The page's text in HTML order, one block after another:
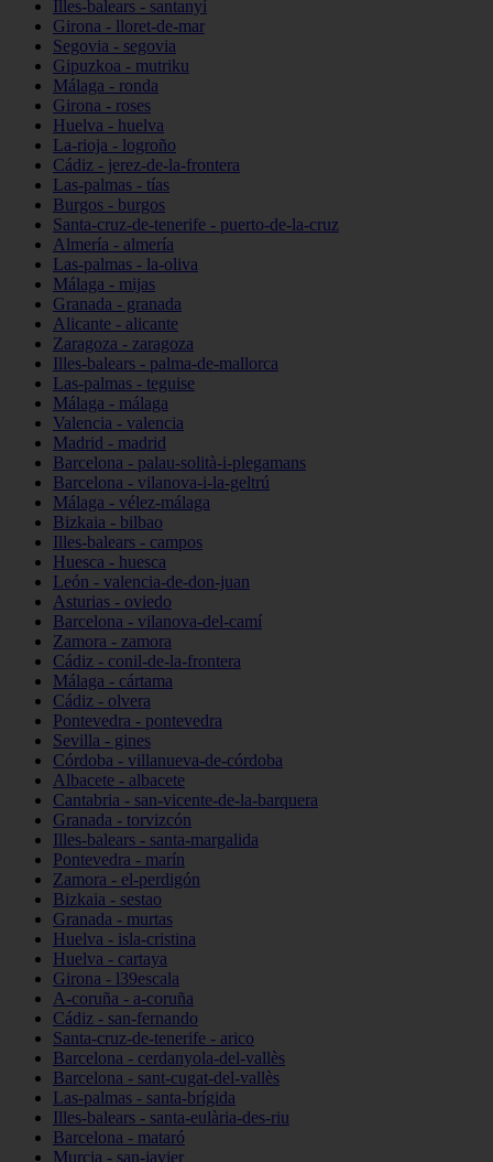
Illes-balears - santanyí
Girona - lloret-de-mar
Segovia - segovia
Gipuzkoa - mutriku
Málaga - ronda
Girona - roses
Huelva - huelva
La-rioja - logroño
Cádiz - jerez-de-la-frontera
Las-palmas - tías
Burgos - burgos
Santa-cruz-de-tenerife - puerto-de-la-cruz
Almería - almería
Las-palmas - la-oliva
Málaga - mijas
Granada - granada
Alicante - alicante
Zaragoza - zaragoza
Illes-balears - palma-de-mallorca
Las-palmas - teguise
Málaga - málaga
Valencia - valencia
Madrid - madrid
Barcelona - palau-solità-i-plegamans
Barcelona - vilanova-i-la-geltrú
Málaga - vélez-málaga
Bizkaia - bilbao
Illes-balears - campos
Huesca - huesca
León - valencia-de-don-juan
Asturias - oviedo
Barcelona - vilanova-del-camí
Zamora - zamora
Cádiz - conil-de-la-frontera
Málaga - cártama
Cádiz - olvera
Pontevedra - pontevedra
Sevilla - gines
Córdoba - villanueva-de-córdoba
Albacete - albacete
Cantabria - san-vicente-de-la-barquera
Granada - torvizcón
Illes-balears - santa-margalida
Pontevedra - marín
Zamora - el-perdigón
Bizkaia - sestao
Granada - murtas
Huelva - isla-cristina
Huelva - cartaya
Girona - l39escala
A-coruña - a-coruña
Cádiz - san-fernando
Santa-cruz-de-tenerife - arico
Barcelona - cerdanyola-del-vallès
Barcelona - sant-cugat-del-vallès
Las-palmas - santa-brígida
Illes-balears - santa-eulària-des-riu
Barcelona - mataró
Murcia - san-javier